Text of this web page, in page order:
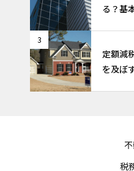
る？基
3
定額減
を及ぼ
税